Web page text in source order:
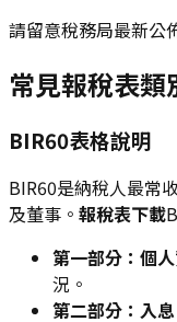
請留意稅務局最新公
常見報稅表
BIR60表格說明
BIR60是納稅人最常
及董事。 報稅表下載
第一部分：個
況。
第二部分：入息